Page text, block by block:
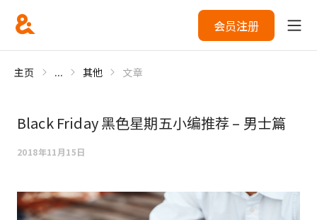
会员注册
主页 ... 其他 文章
Black Friday 黑色星期五小编推荐 – 男士篇
2018年11月15日